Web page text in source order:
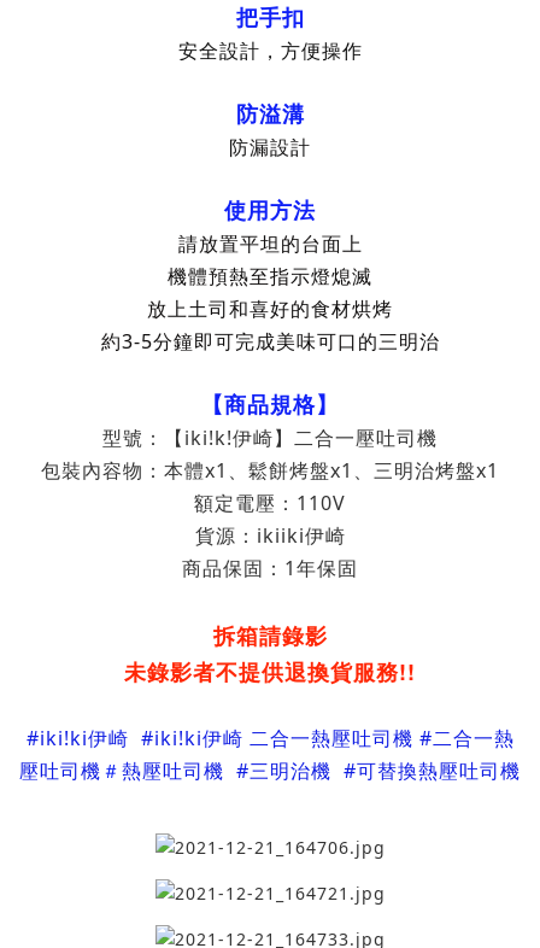
把手扣
安全設計，方便操作
防溢溝
防漏設計
使用方法
請放置平坦的台面上
機體預熱至指示燈熄滅
放上土司和喜好的食材烘烤
約3-5分鐘即可完成美味可口的三明治
【商品規格】
型號：
【iki!k!伊崎】二合一壓吐司機
包裝內容物： 本體x1 鬆餅烤盤x1 三明治烤盤x1
額定電壓：110V
貨源： ikiiki伊崎
商品保固：1年保固
拆箱請錄影
未錄影者不提供退換貨服務!!
#iki!ki伊崎 #iki!ki伊崎 二合一熱壓吐司機 #二合一熱
壓吐司機＃熱壓吐司機 #三明治機 #可替換熱壓吐司機